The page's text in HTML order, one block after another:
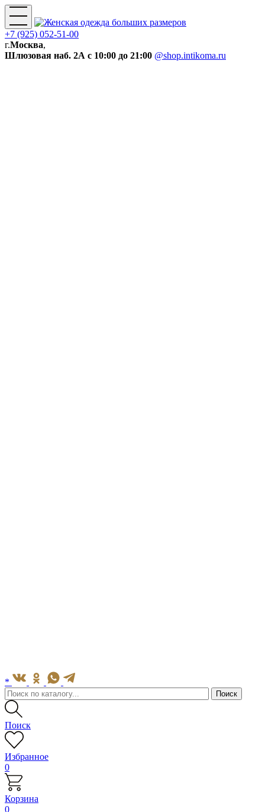
+7 (925) 052-51-00
г.Москва,
Шлюзовая наб. 2А с 10:00 до 21:00 @shop.intikoma.ru
*
Поиск
Избранное
0
Корзина
0